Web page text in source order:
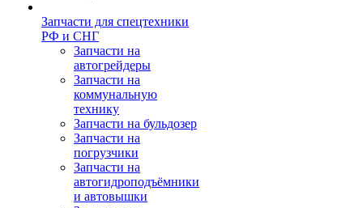
Запчасти для спецтехники
РФ и СНГ
Запчасти на
автогрейдеры
Запчасти на
коммунальную
технику
Запчасти на бульдозер
Запчасти на
погрузчики
Запчасти на
автогидроподъёмники
и автовышки